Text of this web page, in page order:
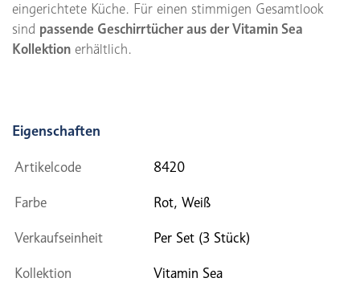
eingerichtete Küche. Für einen stimmigen Gesamtlook
sind passende Geschirrtücher aus der Vitamin Sea
Kollektion erhältlich.
Eigenschaften
Artikelcode 8420
Farbe Rot, Weiß
Verkaufseinheit Per Set (3 Stück)
Kollektion Vitamin Sea